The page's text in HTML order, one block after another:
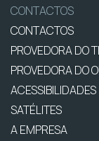
CONTACTOS
CONTACTOS
PROVEDORA DO
PROVEDORA DO
ACESSIBILIDADES
SATÉLITES
A EMPRESA